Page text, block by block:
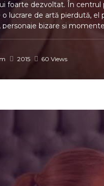
foarte dezvoltat. În centrul
o lucrare de artă pierdută,
bizare și
alături de Mortdecai.
britanică. 🎩 Aventurile lui
inteligență și
iubești comediile cu
memorabile care
și palpitantă în lumea
în limba română.💥 Intră în
și mister sofisticat! 🏁
combină inteligența,
de Mortdecai în călătoria lui
2015 60 Views